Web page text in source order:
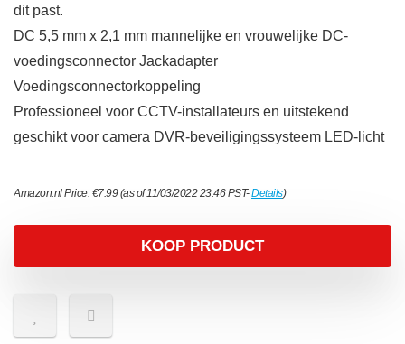
dit past.
DC 5,5 mm x 2,1 mm mannelijke en vrouwelijke DC-
voedingsconnector Jackadapter
Voedingsconnectorkoppeling
Professioneel voor CCTV-installateurs en uitstekend
geschikt voor camera DVR-beveiligingssysteem LED-licht
Amazon.nl Price:€7.99(as of 11/03/2022 23:46 PST-Details)
KOOP PRODUCT